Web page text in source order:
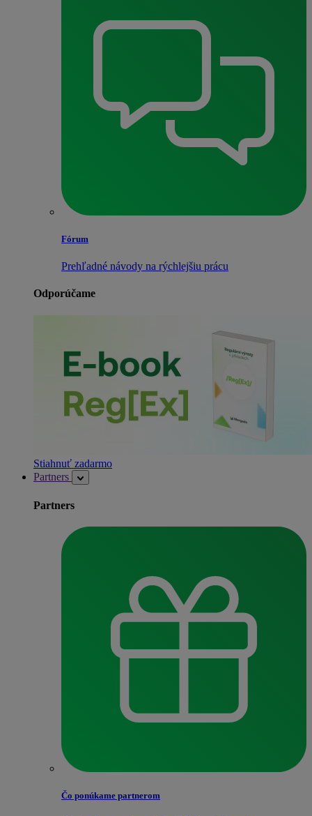
Fórum
Prehľadné návody na rýchlejšiu prácu
Odporúčame
Stiahnuť zadarmo
Partners
Partners
Čo ponúkame partnerom